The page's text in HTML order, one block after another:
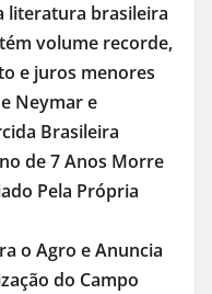
literatura brasileira
volume recorde,
e juros menores
Neymar e
Brasileira
de 7 Anos Morre
Pela Própria
o Agro e Anuncia
do Campo